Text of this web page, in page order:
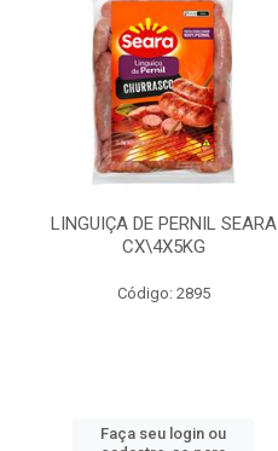
LINGUIÇA DE PERNIL SEARA
CX\4X5KG
Código: 2895
Faça seu login ou